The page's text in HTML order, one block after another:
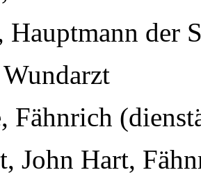
der
Fähnrich
John Hart,